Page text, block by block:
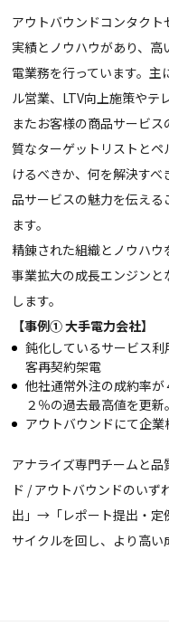
アウトバウンドコンタク
実績とノウハウがあり、
電業務を行っています。
ル営業、LTV向上施策やテ
またお客様の商品サービ
質なターゲットリストと
けるべきか、何を解決す
品サービスの魅力を伝え
ます。
精錬された組織とノウハウ
事業拡大の成長エンジン
します。
【事例① 大手電力会社】
鈍化しているサービス
客再契約架電
他社通常外注の成約率
２％の過去最高値を更新。
アウトバウンドにて企業
アナライズ専門チームと
ド / アウトバウンドのい
出」→「レポート提出・定
サイクルを回し、より高い